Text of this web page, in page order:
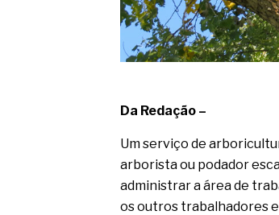
Da Redação –
Um serviço de
arborista ou podador
administrar a área de
os outros trabalhadores